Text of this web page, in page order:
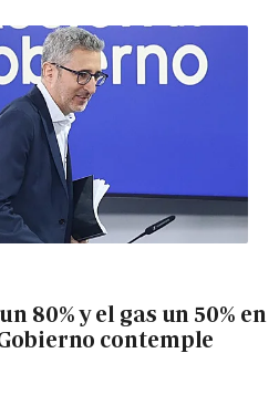
80% y el gas un 50% en
contemple